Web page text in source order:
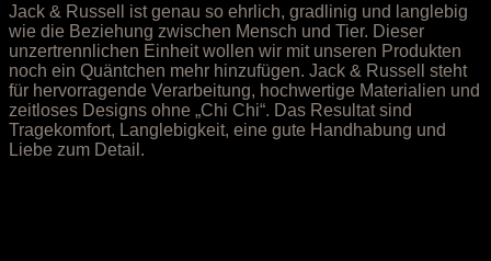
Jack & Russell ist genau so ehrlich, gradlinig und langlebig
wie die Beziehung zwischen Mensch und Tier. Dieser
unzertrennlichen Einheit wollen wir mit unseren Produkten
noch ein Quäntchen mehr hinzufügen. Jack & Russell steht
für hervorragende Verarbeitung, hochwertige Materialien und
zeitloses Designs ohne „Chi Chi“. Das Resultat sind
Tragekomfort, Langlebigkeit, eine gute Handhabung und
Liebe zum Detail.